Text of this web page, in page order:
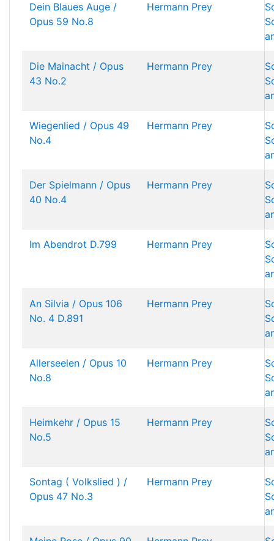
Dein Blaues Auge /
Opus 59 No.8
Hermann Prey
Die Mainacht / Opus
43 No.2
Hermann Prey
Wiegenlied / Opus 49
No.4
Hermann Prey
Der Spielmann / Opus
40 No.4
Hermann Prey
Im Abendrot D.799 Hermann Prey
An Silvia / Opus 106
No. 4 D.891
Hermann Prey
Allerseelen / Opus 10
No.8
Hermann Prey
Heimkehr / Opus 15
No.5
Hermann Prey
Sontag ( Volkslied ) /
Opus 47 No.3
Hermann Prey